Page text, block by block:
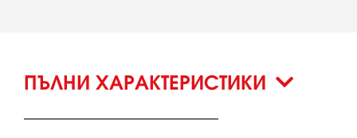
ПЪЛНИ ХАРАКТЕРИСТИКИ